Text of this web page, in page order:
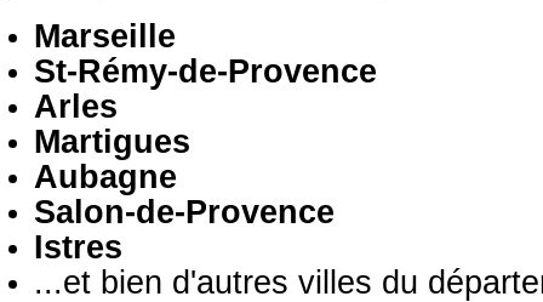
Marseille
St-Rémy-de-Provence
Arles
Martigues
Aubagne
Salon-de-Provence
Istres
...et bien d'autres villes du